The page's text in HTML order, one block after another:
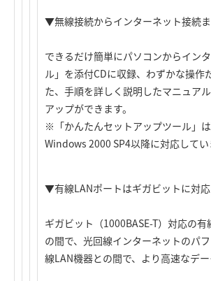
▼無線接続からインターネット接続
できるだけ簡単にパソコンからイン
ル」を添付CDに収録、わずかな操
た、手順を詳しく説明したマニュア
アップができます。
※「かんたんセットアップツール」
Windows 2000 SP4以降に対応してい
▼有線LANポートはギガビットに対応
ギガビット（1000BASE-T）対応の
の間で、光回線インターネットのパ
線LAN機器との間で、より高速なデー